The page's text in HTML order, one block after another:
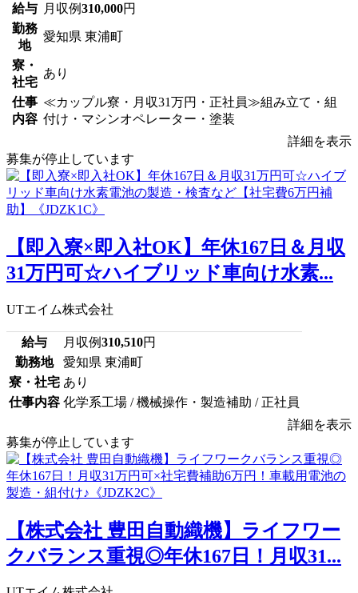
給与 月収例310,000円
勤務
地
愛知県 東浦町
寮・
社宅
あり
仕事
内容
≪カップル寮・月収31万円・正社員≫組み立て・組
付け・マシンオペレーター・塗装
詳細を表示
募集が停止しています
【即入寮×即入社OK】年休167日＆月収
31万円可☆ハイブリッド車向け水素...
UTエイム株式会社
給与 月収例310,510円
勤務地
愛知県 東浦町
寮・社宅 あり
仕事内容 化学系工場 / 機械操作・製造補助 / 正社員
詳細を表示
募集が停止しています
【株式会社 豊田自動織機】ライフワー
クバランス重視◎年休167日！月収31...